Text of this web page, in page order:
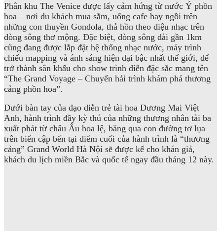
Phân khu The Venice được lấy cảm hứng từ nước Ý phồn
hoa – nơi du khách mua sắm, uống cafe hay ngồi trên
những con thuyền Gondola, thả hồn theo điệu nhạc trên
dòng sông thơ mộng. Đặc biệt, dòng sông dài gần 1km
cũng đang được lắp đặt hệ thống nhạc nước, máy trình
chiếu mapping và ánh sáng hiện đại bậc nhất thế giới, để
trở thành sân khấu cho show trình diễn đặc sắc mang tên
“The Grand Voyage – Chuyến hải trình khám phá thương
cảng phồn hoa”.
Dưới bàn tay của đạo diễn trẻ tài hoa Dương Mai Việt
Anh, hành trình đầy kỳ thú của những thương nhân tài ba
xuất phát từ châu Âu hoa lệ, băng qua con đường tơ lụa
trên biển cập bến tại điểm cuối của hành trình là “thương
cảng” Grand World Hà Nội sẽ được kể cho khán giả,
khách du lịch miền Bắc và quốc tế ngay đầu tháng 12 này.